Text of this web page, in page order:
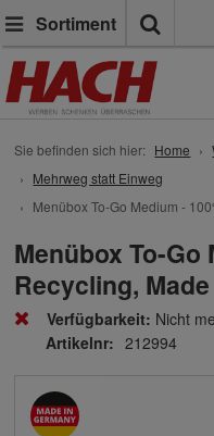
Sortiment
Sie befinden sich hier: Home
Mehrweg statt Einweg
Menübox To-Go Medium -
Menübox To-Go
Recycling,
Verfügbarkeit: Nicht
Artikelnr: 212994